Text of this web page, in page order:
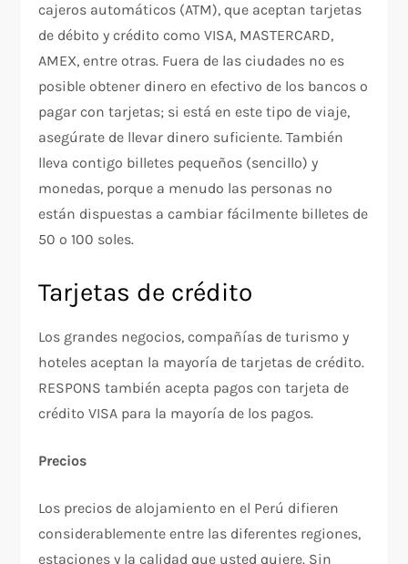
cajeros automáticos (ATM), que aceptan tarjetas
de débito y crédito como VISA, MASTERCARD,
AMEX, entre otras. Fuera de las ciudades no es
posible obtener dinero en efectivo de los bancos o
pagar con tarjetas; si está en este tipo de viaje,
asegúrate de llevar dinero suficiente. También
lleva contigo billetes pequeños (sencillo) y
monedas, porque a menudo las personas no
están dispuestas a cambiar fácilmente billetes de
50 o 100 soles.
Tarjetas de crédito
Los grandes negocios, compañías de turismo y
hoteles aceptan la mayoría de tarjetas de crédito.
RESPONS también acepta pagos con tarjeta de
crédito VISA para la mayoría de los pagos.
Precios
Los precios de alojamiento en el Perú difieren
considerablemente entre las diferentes regiones,
estaciones y la calidad que usted quiere. Sin